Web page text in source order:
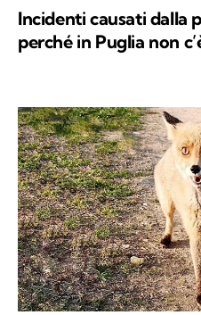
Incidenti causati dalla
perché in Puglia non